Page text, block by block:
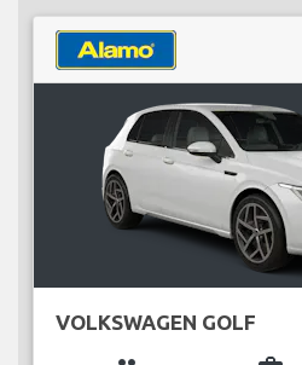
VOLKSWAGEN GOLF